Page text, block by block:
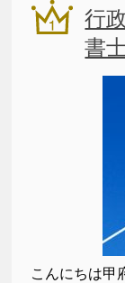
行
書
こんにちは甲